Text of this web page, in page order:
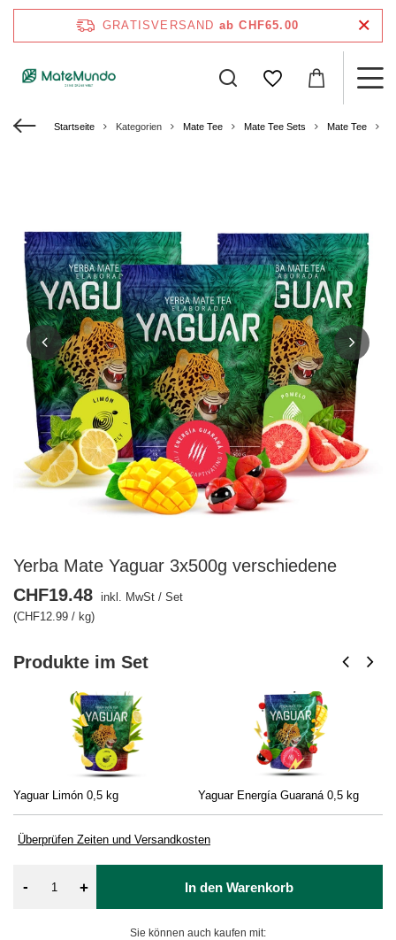
GRATISVERSAND ab CHF65.00
Startseite Kategorien Mate Tee Mate Tee Sets Mate Tee
Yerba Mate Yaguar 3x500g verschiedene
Produkte im Set
Yaguar Limón 0,5 kg Yaguar Energía Guaraná 0,5 kg
Überprüfen Zeiten und Versandkosten
CHF19.48 inkl. MwSt / Set
(CHF12.99 / kg)
- + In den Warenkorb
Sie können auch kaufen mit: